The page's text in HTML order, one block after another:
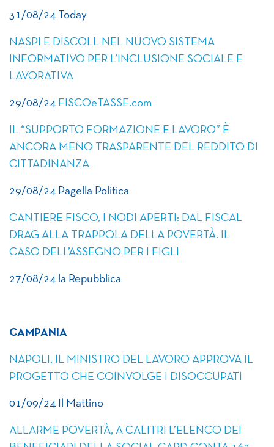
31/08/24 Today
NASPI E DISCOLL NEL NUOVO SISTEMA
INFORMATIVO PER L’INCLUSIONE SOCIALE E
LAVORATIVA
29/08/24 FISCOeTASSE.com
IL “SUPPORTO FORMAZIONE E LAVORO” È
ANCORA MENO TRASPARENTE DEL REDDITO DI
CITTADINANZA
29/08/24 Pagella Politica
CANTIERE FISCO, I NODI APERTI: DAL FISCAL
DRAG ALLA TRAPPOLA DELLA POVERTÀ. IL
CASO DELL’ASSEGNO PER I FIGLI
27/08/24 la Repubblica
CAMPANIA
NAPOLI, IL MINISTRO DEL LAVORO APPROVA IL
PROGETTO CHE COINVOLGE I DISOCCUPATI
01/09/24 Il Mattino
ALLARME POVERTÀ, A CALITRI L’ELENCO DEI